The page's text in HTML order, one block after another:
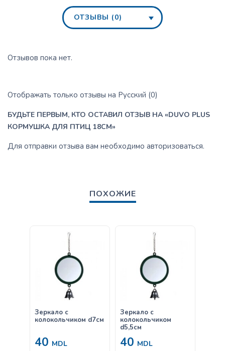
ОТЗЫВЫ (0)
Отзывов пока нет.
Отображать только отзывы на Русский (0)
БУДЬТЕ ПЕРВЫМ, КТО ОСТАВИЛ ОТЗЫВ НА «DUVO PLUS
КОРМУШКА ДЛЯ ПТИЦ 18CM»
Для отправки отзыва вам необходимо авторизоваться.
ПОХОЖИЕ
Зеркало с
колокольчиком d7см
40 MDL
Зеркало с
колокольчиком
d5,5см
40 MDL